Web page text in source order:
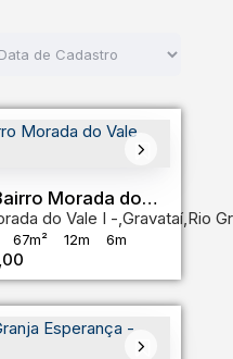
Morada do
do Vale I ,Gravataí,Rio
67m² 12m 6m